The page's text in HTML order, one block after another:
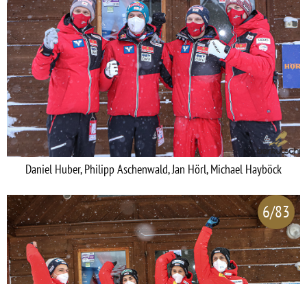
Daniel Huber, Philipp Aschenwald, Jan Hörl, Michael Hayböck
6/83